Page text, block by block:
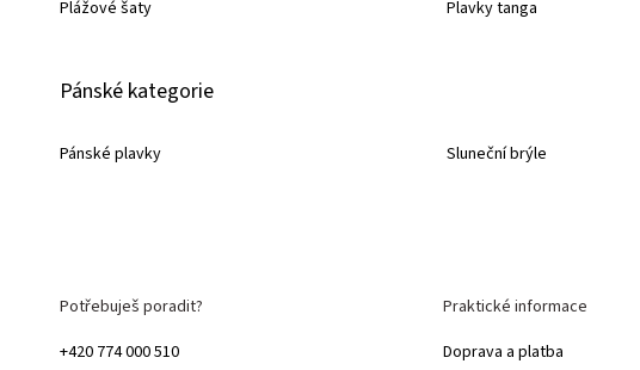
Plážové šaty
Plavky tanga
Pánské kategorie
Pánské plavky Sluneční brýle
Potřebuješ poradit?
+420 774 000 510
Praktické informace
Doprava a platba